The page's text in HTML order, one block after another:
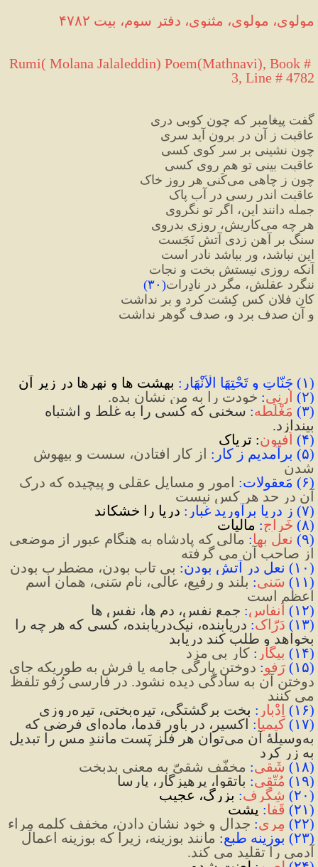
۴۷۸۲ مولوی، مولوی، مثنوی، دفتر سوم، بیت
Rumi( Molana Jalaleddin) Poem(Mathnavi), Book #
3, Line # 4782
گفت پیغامبر که چون کوبی دری
عاقبت ز آن در برون آید سری
چون نشینی بر سر کوی کسی
عاقبت بینی تو هم روی کسی
چون ز چاهی میکَنی هر روز خاک
عاقبت اندر رسی در آب پاک
جمله دانند این، اگر تو نگروی
هر چه میکاریش، روزی بدروی
سنگ بر آهن زدی آتش نَجَست
این نباشد، ور بباشد نادر است
آنکه روزی نیستش بخت و نجات
ننگرد عقلش، مگر در نادِرات( ۳۰)
کان فلان کس کِشت کرد و بر نداشت
و آن صدف برد و، صدف گوهر نداشت
(۱) جَنّاتِ و تَحْتِهَا الْاَنْهَار : بهشت ها و نهرها در زير آن
(۲) اَرِنِی: خودت را به من نشان بده.
(۳) مَغْلَطه:
بیندازد.
(۴) اَفیون: تریاک
(۵) برآمدیم ز کار :
شدن
(۶) مَعقولات:
آن در حد هر کس نیست
(۷) ز دریا برآورید غبار : دریا را خشکاند
(۸) خَراج: مالیات
(۹) نعل بها:
از صاحب آن می گرفته
(۱۰) نعل در آتش بودن: بی تاب بودن، مضطرب بودن
(۱۱) سَنی:
اعظم است
(۱۲) اَنفاس: جمع نفس، دم ها، نفس ها
(۱۳) دَرّاک: دریابنده، نیک
بخواهد و طلب کند دریابد
(۱۴) بیگار : کار بی مزد
(۱۵) رَفو:
می کنند
(۱۶) اِدْبار : بخت برگشتگی، تیرهبختی، تیرهروزی
(۱۷) کیمیا: اکسیر، در باور قدما، ماده
بهوسیلۀ آن می
به زر کرد
(۱۸) شَقی: مخفّف شقیّ به معنی بدبخت
(۱۹) مُتَّقِی: باتقوا، پرهیزگار، پارسا
(۲۰) شِگَرف: بزرگ، عجیب
(۲۱) قَفا: پشت
(۲۲) مِری: جدال و خود نشان دادن، مخفف کلمه مِراء
(۲۳) بوزینه طبع:
آدمی را تقلید می کند.